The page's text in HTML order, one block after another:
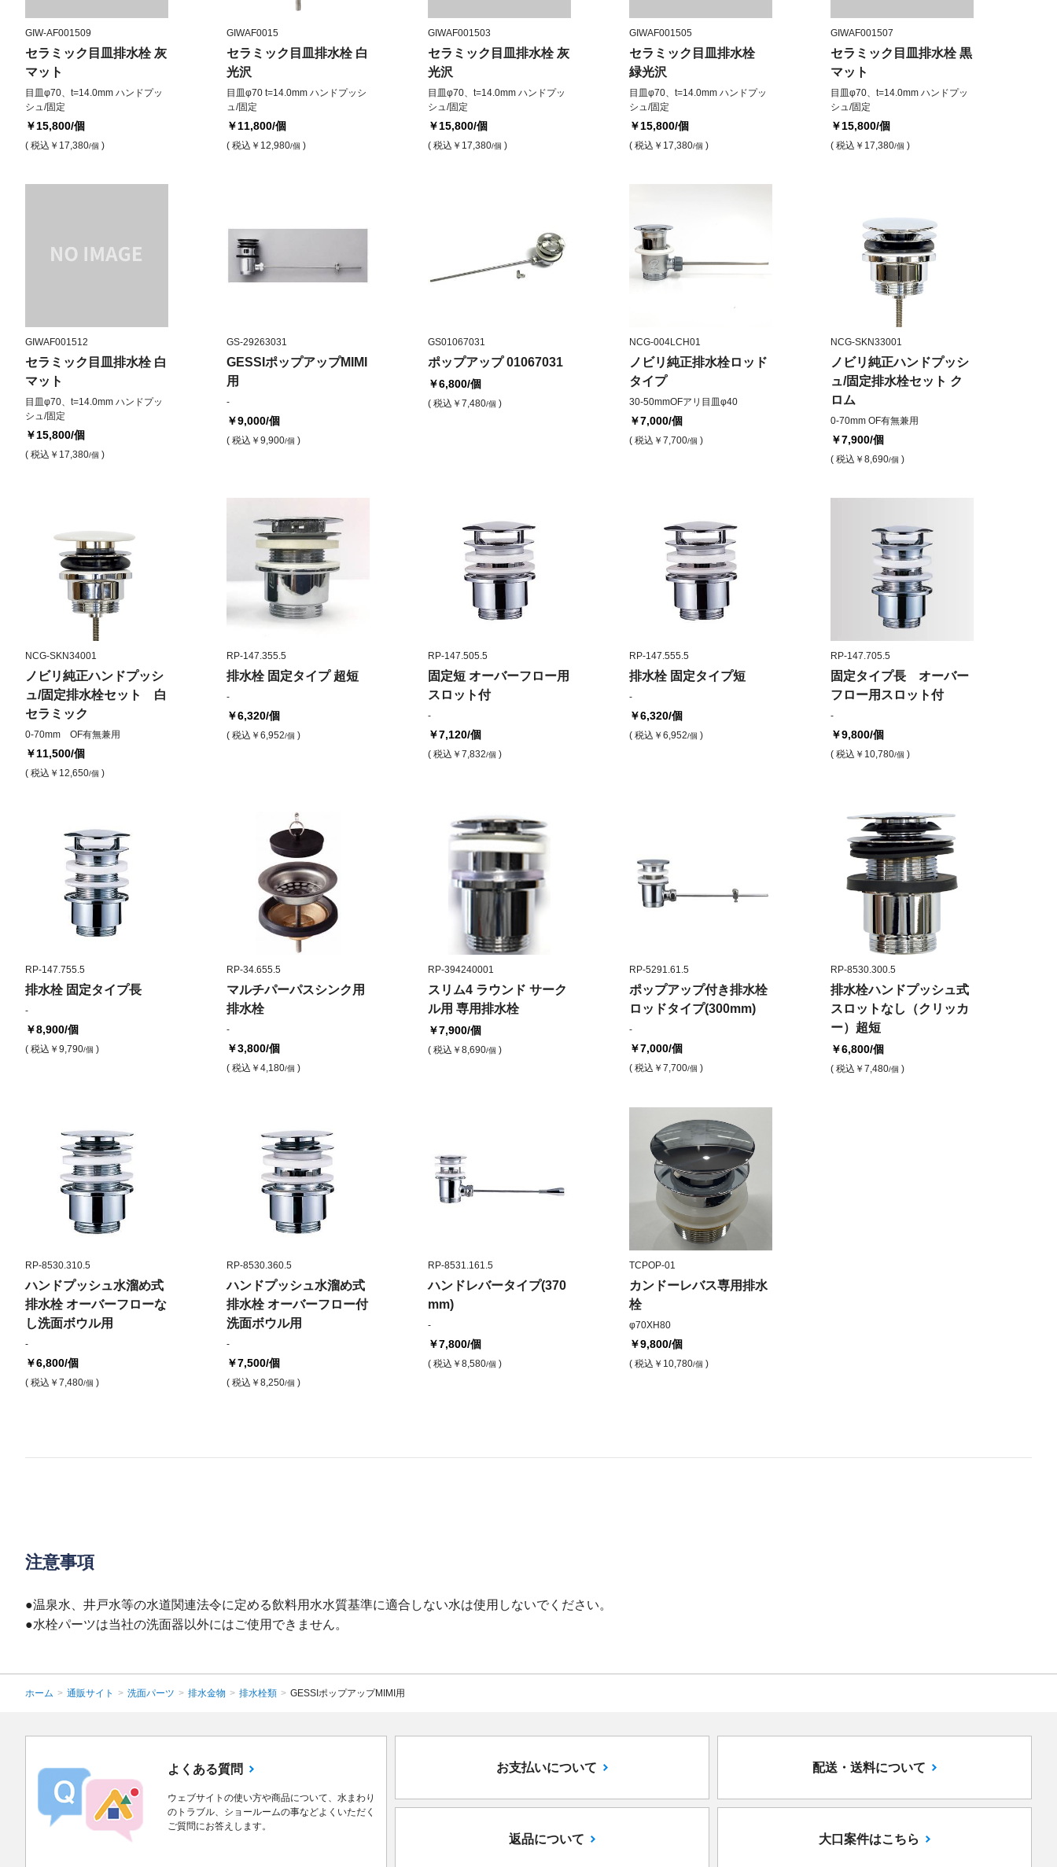
GIW-AF001509
セラミック目皿排水栓 灰
マット
目皿φ70、t=14.0mm ハンドプッ
シュ/固定
￥15,800/個
( 税込 ￥17,380/個 )
GIWAF0015
セラミック目皿排水栓 白
光沢
目皿φ70 t=14.0mm ハンドプッシ
ュ/固定
￥11,800/個
( 税込 ￥12,980/個 )
GIWAF001503
セラミック目皿排水栓 灰
光沢
目皿φ70、t=14.0mm ハンドプッ
シュ/固定
￥15,800/個
( 税込 ￥17,380/個 )
GIWAF001505
セラミック目皿排水栓
緑光沢
目皿φ70、t=14.0mm ハンドプッ
シュ/固定
￥15,800/個
( 税込 ￥17,380/個 )
GIWAF001507
セラミック目皿排水栓 黒
マット
目皿φ70、t=14.0mm ハンドプッ
シュ/固定
￥15,800/個
( 税込 ￥17,380/個 )
GIWAF001512
セラミック目皿排水栓 白
マット
目皿φ70、t=14.0mm ハンドプッ
シュ/固定
￥15,800/個
( 税込 ￥17,380/個 )
GS-29263031
GESSIポップアップMIMI
用
-
￥9,000/個
( 税込 ￥9,900/個 )
GS01067031
ポップアップ 01067031
￥6,800/個
( 税込 ￥7,480/個 )
NCG-004LCH01
ノビリ純正排水栓ロッド
タイプ
30-50mmOFアリ目皿φ40
￥7,000/個
( 税込 ￥7,700/個 )
NCG-SKN33001
ノビリ純正ハンドプッシ
ュ/固定排水栓セット ク
ロム
0-70mm OF有無兼用
￥7,900/個
( 税込 ￥8,690/個 )
NCG-SKN34001
ノビリ純正ハンドプッシ
ュ/固定排水栓セット 白
セラミック
0-70mm OF有無兼用
￥11,500/個
( 税込 ￥12,650/個 )
RP-147.355.5
排水栓 固定タイプ 超短
-
￥6,320/個
( 税込 ￥6,952/個 )
RP-147.505.5
固定短 オーバーフロー用
スロット付
-
￥7,120/個
( 税込 ￥7,832/個 )
RP-147.555.5
排水栓 固定タイプ短
-
￥6,320/個
( 税込 ￥6,952/個 )
RP-147.705.5
固定タイプ長 オーバー
フロー用スロット付
-
￥9,800/個
( 税込 ￥10,780/個 )
RP-147.755.5
排水栓 固定タイプ長
-
￥8,900/個
( 税込 ￥9,790/個 )
RP-34.655.5
マルチパーパスシンク用
排水栓
-
￥3,800/個
( 税込 ￥4,180/個 )
RP-394240001
スリム4 ラウンド サーク
ル用 専用排水栓
￥7,900/個
( 税込 ￥8,690/個 )
RP-5291.61.5
ポップアップ付き排水栓
ロッドタイプ(300mm)
-
￥7,000/個
( 税込 ￥7,700/個 )
RP-8530.300.5
排水栓ハンドプッシュ式
スロットなし（クリッカ
ー）超短
￥6,800/個
( 税込 ￥7,480/個 )
RP-8530.310.5
ハンドプッシュ水溜め式
排水栓 オーバーフローな
し洗面ボウル用
-
￥6,800/個
( 税込 ￥7,480/個 )
RP-8530.360.5
ハンドプッシュ水溜め式
排水栓 オーバーフロー付
洗面ボウル用
-
￥7,500/個
( 税込 ￥8,250/個 )
RP-8531.161.5
ハンドレバータイプ(370
mm)
-
￥7,800/個
( 税込 ￥8,580/個 )
TCPOP-01
カンドーレバス専用排水
栓
φ70XH80
￥9,800/個
( 税込 ￥10,780/個 )
注意事項
●温泉水、井戸水等の水道関連法令に定める飲料用水水質基準に適合しない水は使用しないでください。
●水栓パーツは当社の洗面器以外にはご使用できません。
ホーム > 通販サイト > 洗面パーツ > 排水金物 > 排水栓類 > GESSIポップアップMIMI用
よくある質問
ウェブサイトの使い方や商品について、水まわり
のトラブル、ショールームの事などよくいただく
ご質問にお答えします。
お支払いについて
返品について
配送・送料について
大口案件はこちら